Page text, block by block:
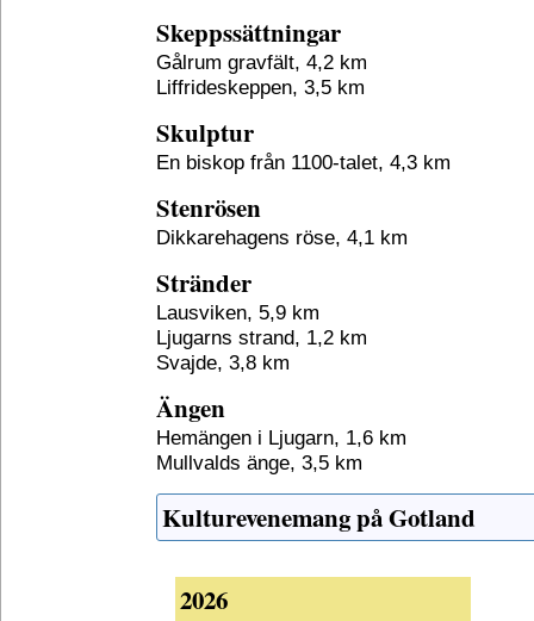
Skeppssättningar
Gålrum gravfält, 4,2 km
Liffrideskeppen, 3,5 km
Skulptur
En biskop från 1100-talet, 4,3 km
Stenrösen
Dikkarehagens röse, 4,1 km
Stränder
Lausviken, 5,9 km
Ljugarns strand, 1,2 km
Svajde, 3,8 km
Ängen
Hemängen i Ljugarn, 1,6 km
Mullvalds änge, 3,5 km
Kulturevenemang på Gotland
2026